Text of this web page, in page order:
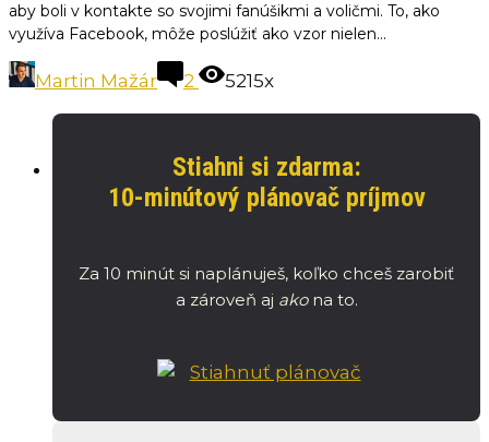
aby boli v kontakte so svojimi fanúšikmi a voličmi. To, ako
využíva Facebook, môže poslúžiť ako vzor nielen...
Martin Mažár 2 5215x
Stiahni si zdarma:
10-minútový plánovač príjmov
Za 10 minút si naplánuješ, koľko chceš zarobiť
a zároveň aj ako na to.